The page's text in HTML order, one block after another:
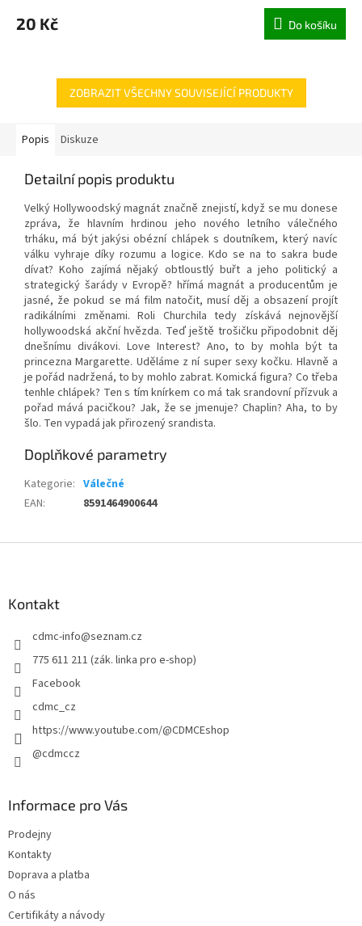
20 Kč Do košíku
ZOBRAZIT VŠECHNY SOUVISEJÍCÍ PRODUKTY
Popis Diskuze
Detailní popis produktu
Velký Hollywoodský magnát značně znejistí, když se mu donese
zpráva, že hlavním hrdinou jeho nového letního válečného
trháku, má být jakýsi obézní chlápek s doutníkem, který navíc
válku vyhraje díky rozumu a logice. Kdo se na to sakra bude
dívat? Koho zajímá nějaký obtloustlý buřt a jeho politický a
strategický šarády v Evropě? hřímá magnát a producentům je
jasné, že pokud se má film natočit, musí děj a obsazení projít
radikálními změnami. Roli Churchila tedy získává nejnovější
hollywoodská akční hvězda. Teď ještě trošičku připodobnit děj
dnešnímu divákovi. Love Interest? Ano, to by mohla být ta
princezna Margarette. Uděláme z ní super sexy kočku. Hlavně a
je pořád nadržená, to by mohlo zabrat. Komická figura? Co třeba
tenhle chlápek? Ten s tím knírkem co má tak srandovní přízvuk a
pořad mává pacičkou? Jak, že se jmenuje? Chaplin? Aha, to by
šlo. Ten vypadá jak přirozený srandista.
Doplňkové parametry
Kategorie: Válečné
EAN: 8591464900644
Kontakt
cdmc-info@seznam.cz
775 611 211 (zák. linka pro e-shop)
Facebook
cdmc_cz
https://www.youtube.com/@CDMCEshop
@cdmccz
Informace pro Vás
Prodejny
Kontakty
Doprava a platba
O nás
Certifikáty a návody